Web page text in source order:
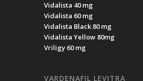
Vidalista 40 mg
Vidalista 60 mg
Vidalista Black 80 mg
Vidalista Yellow 80mg
Vriligy 60 mg
VARDENAFIL LEVITRA